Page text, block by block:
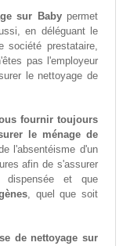
sur Babypermet
en déléguant le
société prestataire,
pas l'employeur
le nettoyage de
fournir toujours
le ménage de
l'absentéisme d'un
afin de s'assurer
dispensée et que
, quel que soit
de nettoyage sur